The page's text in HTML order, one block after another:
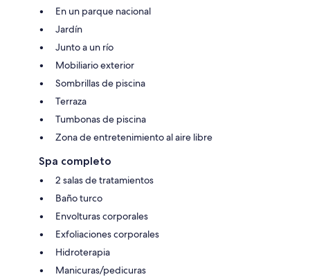
En un parque nacional
Jardín
Junto a un río
Mobiliario exterior
Sombrillas de piscina
Terraza
Tumbonas de piscina
Zona de entretenimiento al aire libre
Spa completo
2 salas de tratamientos
Baño turco
Envolturas corporales
Exfoliaciones corporales
Hidroterapia
Manicuras/pedicuras